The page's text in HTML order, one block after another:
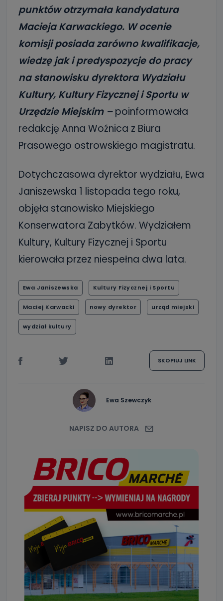
punktów otrzymała kandydatura
Macieja Karwackiego. W ocenie
komisji posiada zarówno kwalifikacje,
wiedzę jak i predyspozycje do pracy
na stanowisku dyrektora Wydziału
Kultury, Kultury Fizycznej i Sportu w
Urzędzie Miejskim –poinformowała
redakcję Anna Woźnica z Biura
Prasowego ostrowskiego magistratu.
Dotychczasowa dyrektor wydziału, Ewa
Janiszewska 1 listopada tego roku,
objęła stanowisko Miejskiego
Konserwatora Zabytków. Wydziałem
Kultury, Kultury Fizycznej i Sportu
kierowała przez niespełna dwa lata.
Ewa Janiszewska Kultury Fizycznej i Sportu
Maciej Karwacki nowy dyrektor urząd miejski
wydział kultury
SKOPIUJ LINK
Ewa Szewczyk
NAPISZ DO AUTORA